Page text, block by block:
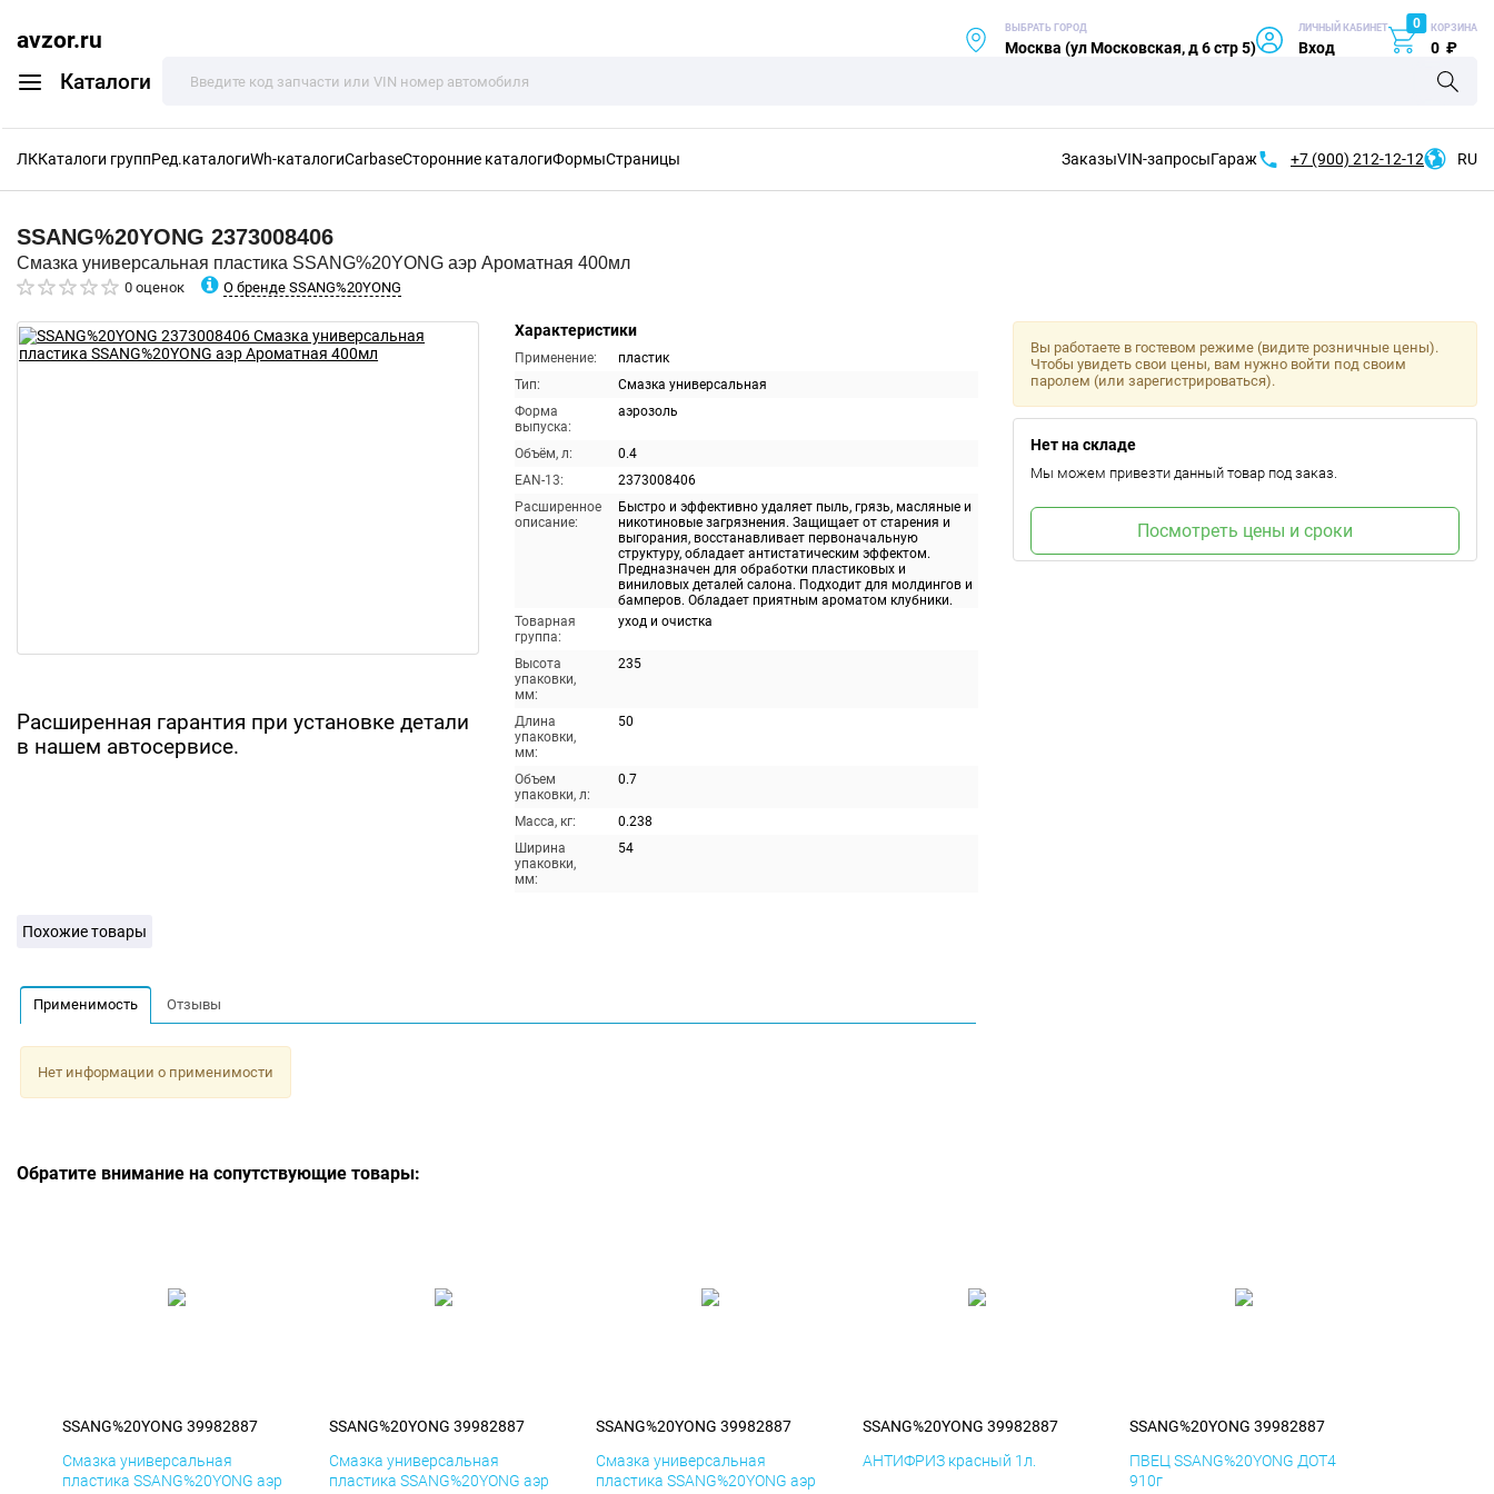
avzor.ru
Каталоги
ВЫБРАТЬ ГОРОД
Москва (ул Московская, д 6 стр 5)
ЛИЧНЫЙ КАБИНЕТ
Вход
0 КОРЗИНА
0 ₽
ЛККаталоги группРед.каталогиWh-каталогиCarbaseСторонние каталогиФормыСтраницы ЗаказыVIN-запросыГараж +7 (900) 212-12-12 RU
SSANG%20YONG 2373008406
Смазка универсальная пластика SSANG%20YONG аэр Ароматная 400мл
0 оценок О бренде SSANG%20YONG
Расширенная гарантия при установке детали
в нашем автосервисе.
Характеристики
Применение:
пластик
Тип:
Смазка универсальная
Форма
выпуска:
аэрозоль
Объём, л:
0.4
EAN-13:
2373008406
Расширенное
описание:
Быстро и эффективно удаляет пыль, грязь, масляные и
никотиновые загрязнения. Защищает от старения и
выгорания, восстанавливает первоначальную
структуру, обладает антистатическим эффектом.
Предназначен для обработки пластиковых и
виниловых деталей салона. Подходит для молдингов и
бамперов. Обладает приятным ароматом клубники.
Товарная
группа:
уход и очистка
Высота
упаковки,
мм:
235
Длина
упаковки,
мм:
50
Объем
упаковки, л:
0.7
Масса, кг:
0.238
Ширина
упаковки,
мм:
54
Вы работаете в гостевом режиме (видите розничные цены).
Чтобы увидеть свои цены, вам нужно войти под своим
паролем (или зарегистрироваться).
Нет на складе
Мы можем привезти данный товар под заказ.
Посмотреть цены и сроки
Похожие товары
Применимость Отзывы
Нет информации о применимости
Обратите внимание на сопутствующие товары:
SSANG%20YONG 39982887
Смазка универсальная
пластика SSANG%20YONG аэр
SSANG%20YONG 39982887
Смазка универсальная
пластика SSANG%20YONG аэр
SSANG%20YONG 39982887
Смазка универсальная
пластика SSANG%20YONG аэр
SSANG%20YONG 39982887
АНТИФРИЗ красный 1л.
SSANG%20YONG 39982887
ПВЕЦ SSANG%20YONG ДОТ4
910г